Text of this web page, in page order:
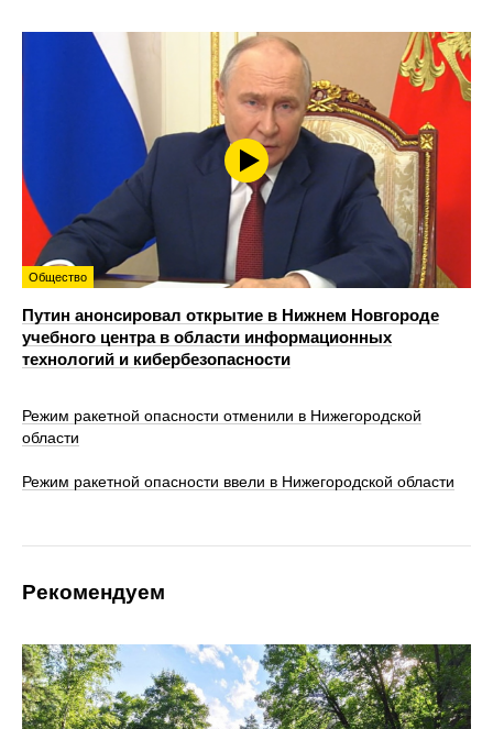
Общество
Путин анонсировал открытие в Нижнем Новгороде
учебного центра в области информационных
технологий и кибербезопасности
Режим ракетной опасности отменили в Нижегородской
области
Режим ракетной опасности ввели в Нижегородской области
Рекомендуем